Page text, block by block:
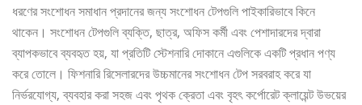
ধরণের সংশোধন সমাধান প্রদানের জন্য সংশোধন টেপগুলি পাইকারিভাবে কিনে
থাকেন। সংশোধন টেপগুলি ব্যক্তি, ছাত্র, অফিস কর্মী এবং পেশাদারদের দ্বারা
ব্যাপকভাবে ব্যবহৃত হয়, যা প্রতিটি স্টেশনারি দোকানে এগুলিকে একটি প্রধান পণ্য
করে তোলে। ফিশনারি রিসেলারদের উচ্চমানের সংশোধন টেপ সরবরাহ করে যা
নির্ভরযোগ্য, ব্যবহার করা সহজ এবং পৃথক ক্রেতা এবং বৃহৎ কর্পোরেট ক্লায়েন্ট উভয়ের